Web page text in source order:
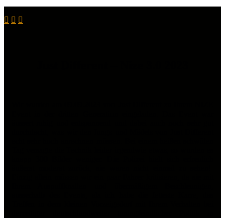
  